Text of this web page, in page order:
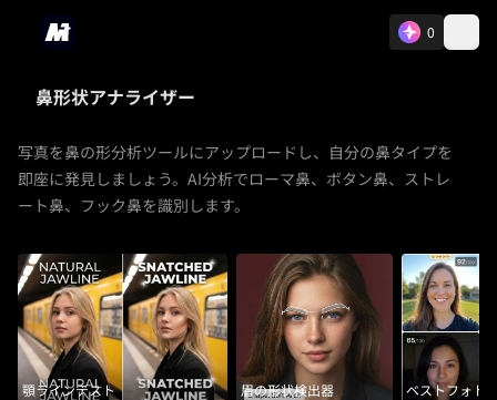
0
鼻形状アナライザー
写真を鼻の形分析ツールにアップロードし、自分の鼻タイプを
即座に発見しましょう。AI分析でローマ鼻、ボタン鼻、ストレ
ート鼻、フック鼻を識別します。
顎ラインテスト
眉の形状検出器
ベストフォト